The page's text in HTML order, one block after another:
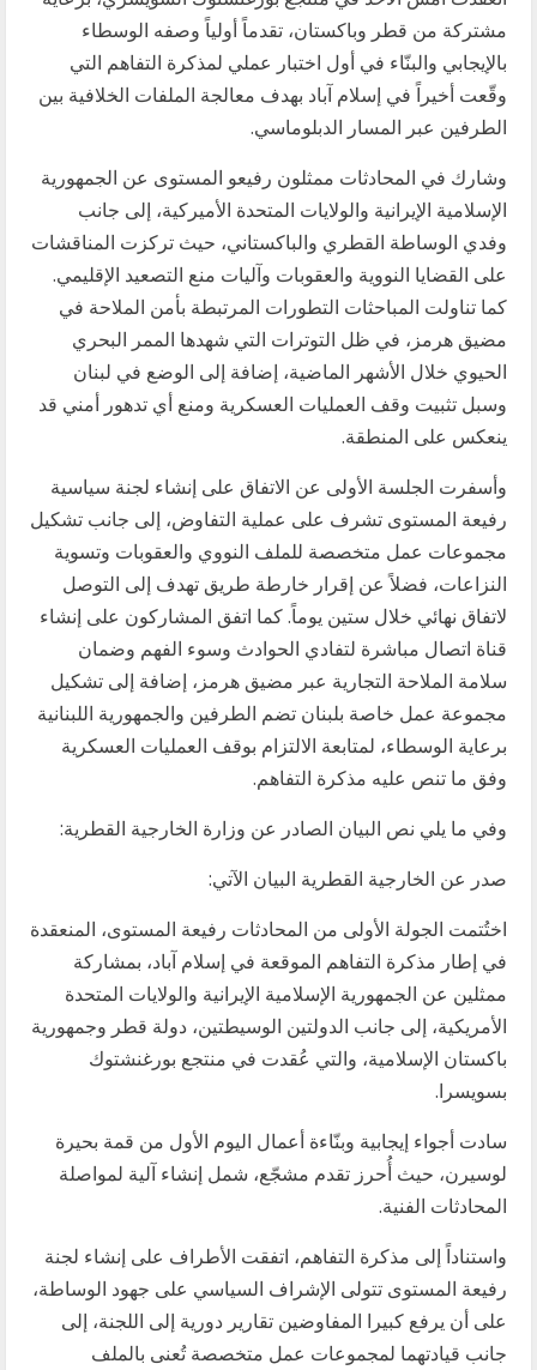
مشتركة من قطر وباكستان، تقدماً أولياً وصفه الوسطاء
بالإيجابي والبنّاء في أول اختبار عملي لمذكرة التفاهم التي
وقّعت أخيراً في إسلام آباد بهدف معالجة الملفات الخلافية بين
الطرفين عبر المسار الدبلوماسي.
وشارك في المحادثات ممثلون رفيعو المستوى عن الجمهورية
الإسلامية الإيرانية والولايات المتحدة الأميركية، إلى جانب
وفدي الوساطة القطري والباكستاني، حيث تركزت المناقشات
على القضايا النووية والعقوبات وآليات منع التصعيد الإقليمي.
كما تناولت المباحثات التطورات المرتبطة بأمن الملاحة في
مضيق هرمز، في ظل التوترات التي شهدها الممر البحري
الحيوي خلال الأشهر الماضية، إضافة إلى الوضع في لبنان
وسبل تثبيت وقف العمليات العسكرية ومنع أي تدهور أمني قد
ينعكس على المنطقة.
وأسفرت الجلسة الأولى عن الاتفاق على إنشاء لجنة سياسية
رفيعة المستوى تشرف على عملية التفاوض، إلى جانب تشكيل
مجموعات عمل متخصصة للملف النووي والعقوبات وتسوية
النزاعات، فضلاً عن إقرار خارطة طريق تهدف إلى التوصل
لاتفاق نهائي خلال ستين يوماً. كما اتفق المشاركون على إنشاء
قناة اتصال مباشرة لتفادي الحوادث وسوء الفهم وضمان
سلامة الملاحة التجارية عبر مضيق هرمز، إضافة إلى تشكيل
مجموعة عمل خاصة بلبنان تضم الطرفين والجمهورية اللبنانية
برعاية الوسطاء، لمتابعة الالتزام بوقف العمليات العسكرية
وفق ما تنص عليه مذكرة التفاهم.
وفي ما يلي نص البيان الصادر عن وزارة الخارجية القطرية:
صدر عن الخارجية القطرية البيان الآتي:
اختُتمت الجولة الأولى من المحادثات رفيعة المستوى، المنعقدة
في إطار مذكرة التفاهم الموقعة في إسلام آباد، بمشاركة
ممثلين عن الجمهورية الإسلامية الإيرانية والولايات المتحدة
الأمريكية، إلى جانب الدولتين الوسيطتين، دولة قطر وجمهورية
باكستان الإسلامية، والتي عُقدت في منتجع بورغنشتوك
بسويسرا.
سادت أجواء إيجابية وبنّاءة أعمال اليوم الأول من قمة بحيرة
لوسيرن، حيث أُحرز تقدم مشجّع، شمل إنشاء آلية لمواصلة
المحادثات الفنية.
واستناداً إلى مذكرة التفاهم، اتفقت الأطراف على إنشاء لجنة
رفيعة المستوى تتولى الإشراف السياسي على جهود الوساطة،
على أن يرفع كبيرا المفاوضين تقارير دورية إلى اللجنة، إلى
جانب قيادتهما لمجموعات عمل متخصصة تُعنى بالملف